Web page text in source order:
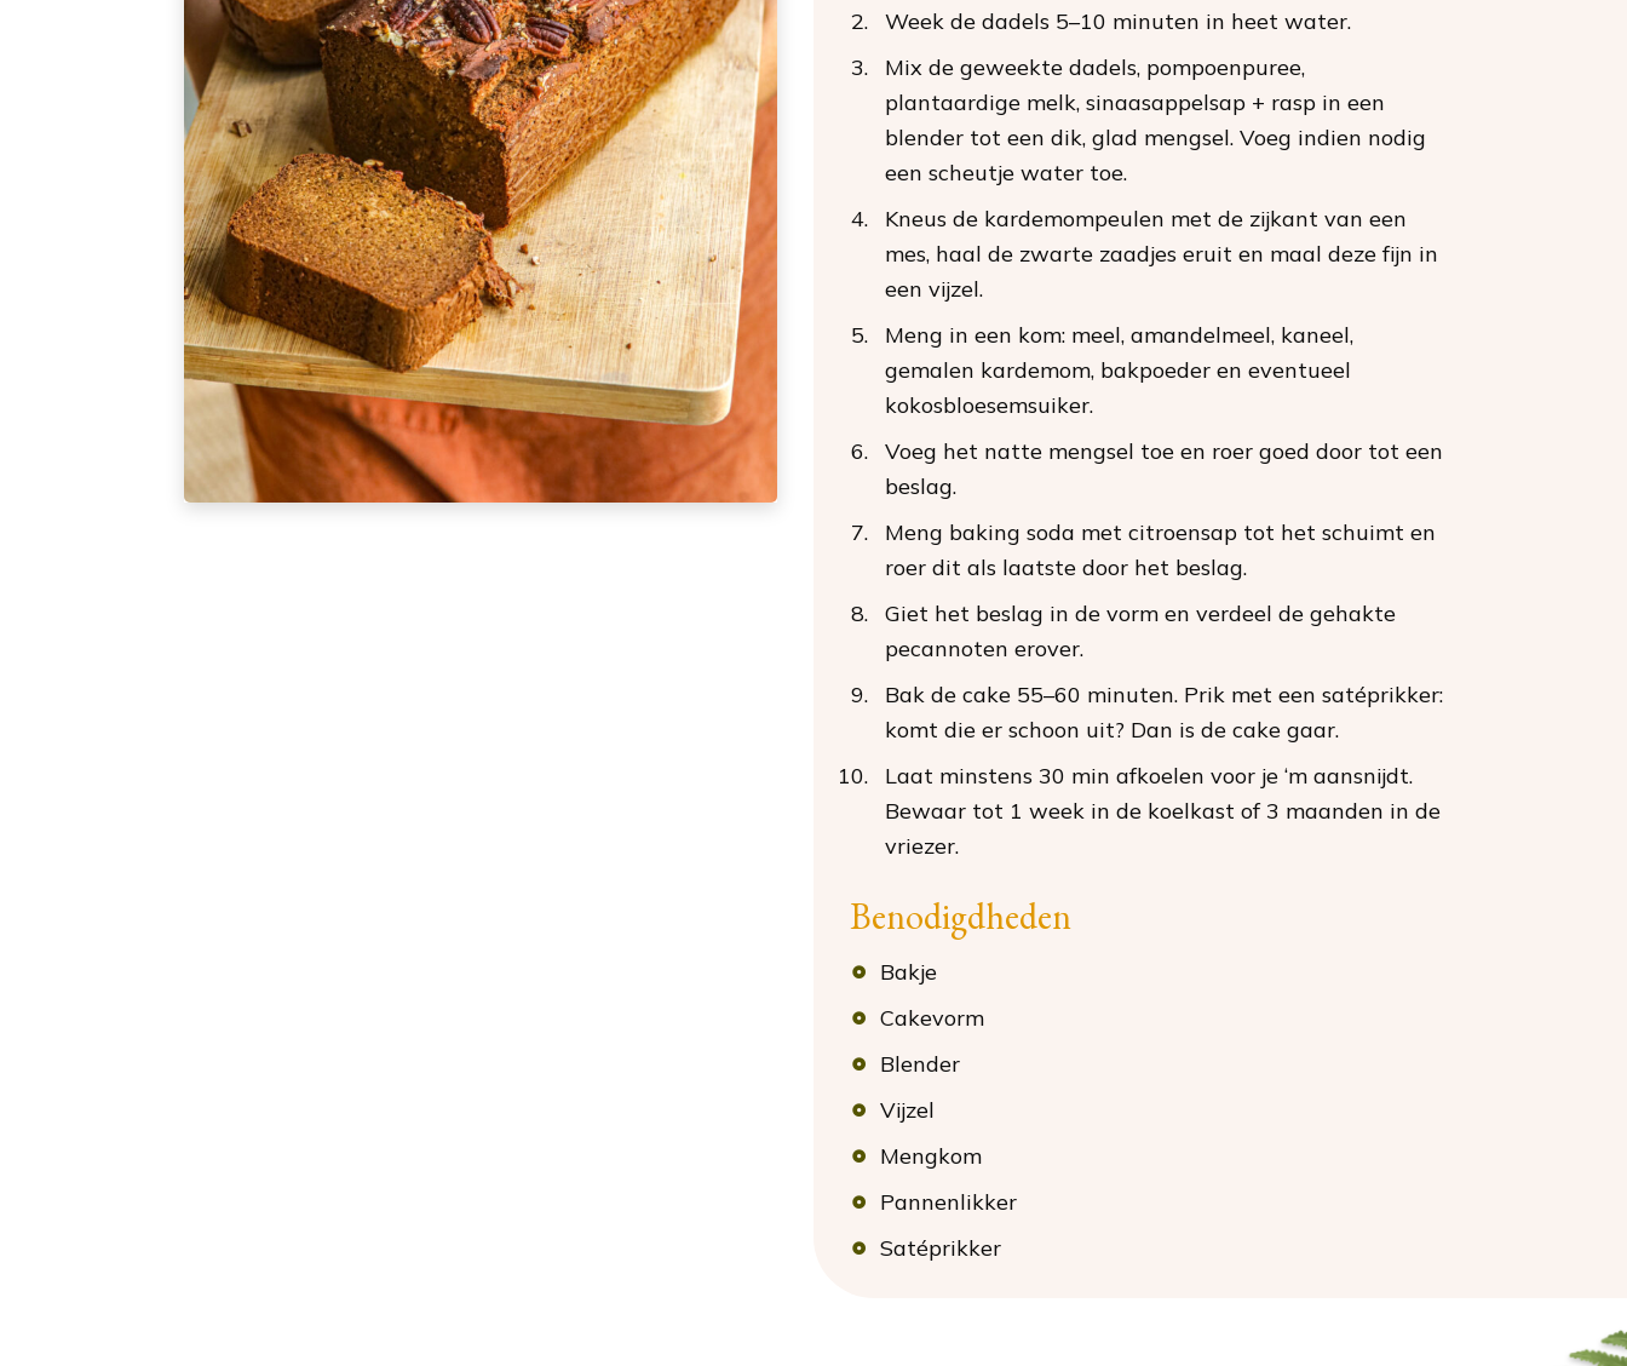
Week de dadels 5–10 minuten in heet water.
Mix de geweekte dadels, pompoenpuree,
plantaardige melk, sinaasappelsap + rasp in een
blender tot een dik, glad mengsel. Voeg indien nodig
een scheutje water toe.
Kneus de kardemompeulen met de zijkant van een
mes, haal de zwarte zaadjes eruit en maal deze fijn in
een vijzel.
Meng in een kom: meel, amandelmeel, kaneel,
gemalen kardemom, bakpoeder en eventueel
kokosbloesemsuiker.
Voeg het natte mengsel toe en roer goed door tot een
beslag.
Meng baking soda met citroensap tot het schuimt en
roer dit als laatste door het beslag.
Giet het beslag in de vorm en verdeel de gehakte
pecannoten erover.
Bak de cake 55–60 minuten. Prik met een satéprikker:
komt die er schoon uit? Dan is de cake gaar.
Laat minstens 30 min afkoelen voor je ‘m aansnijdt.
Bewaar tot 1 week in de koelkast of 3 maanden in de
vriezer.
Benodigdheden
Bakje
Cakevorm
Blender
Vijzel
Mengkom
Pannenlikker
Satéprikker